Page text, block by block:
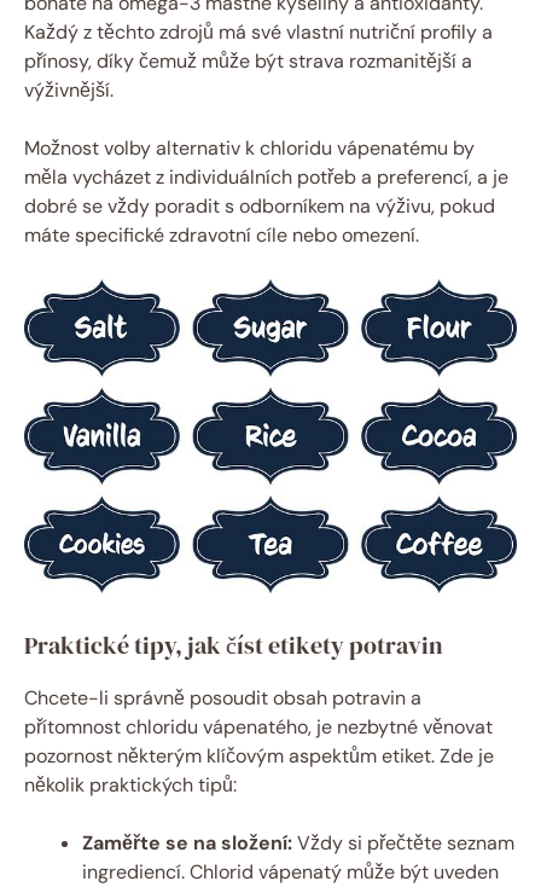
Každý z těchto zdrojů má své vlastní nutriční profily a
přínosy, díky čemuž může být strava rozmanitější a
výživnější.
Možnost volby alternativ k chloridu vápenatému by
měla vycházet z individuálních potřeb a preferencí, a je
dobré se vždy poradit s odborníkem na výživu, pokud
máte specifické zdravotní cíle nebo omezení.
Praktické tipy, jak číst etikety potravin
Chcete-li správně posoudit obsah potravin a
přítomnost chloridu vápenatého, je nezbytné věnovat
pozornost některým klíčovým aspektům etiket. Zde je
několik praktických tipů:
Zaměřte se na složení:Vždy si přečtěte seznam
ingrediencí. Chlorid vápenatý může být uveden